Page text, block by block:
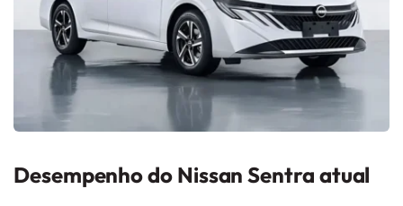
Desempenho do Nissan Sentra atual